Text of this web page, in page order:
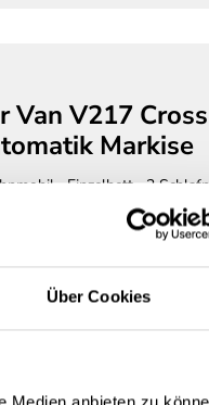
Über Cookies
Van V217 Cross
Markise
Einzelbett 2
Einzelbetten